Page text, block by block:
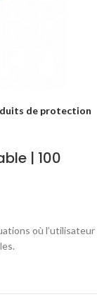
de protection
| 100
où l’utilisateur